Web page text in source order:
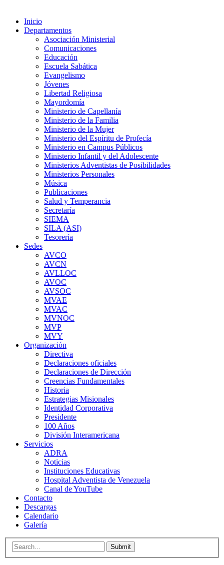
Inicio
Departamentos
Asociación Ministerial
Comunicaciones
Educación
Escuela Sabática
Evangelismo
Jóvenes
Libertad Religiosa
Mayordomía
Ministerio de Capellanía
Ministerio de la Familia
Ministerio de la Mujer
Ministerio del Espíritu de Profecía
Ministerio en Campus Públicos
Ministerio Infantil y del Adolescente
Ministerios Adventistas de Posibilidades
Ministerios Personales
Música
Publicaciones
Salud y Temperancia
Secretaría
SIEMA
SILA (ASI)
Tesorería
Sedes
AVCO
AVCN
AVLLOC
AVOC
AVSOC
MVAE
MVAC
MVNOC
MVP
MVY
Organización
Directiva
Declaraciones oficiales
Declaraciones de Dirección
Creencias Fundamentales
Historia
Estrategias Misionales
Identidad Corporativa
Presidente
100 Años
División Interamericana
Servicios
ADRA
Noticias
Instituciones Educativas
Hospital Adventista de Venezuela
Canal de YouTube
Contacto
Descargas
Calendario
Galería
Submit